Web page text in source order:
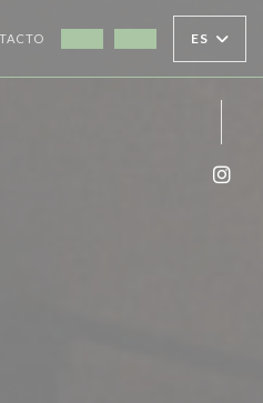
((ABRE EN UNA
((ABRE EN UNA NUEVA
ES